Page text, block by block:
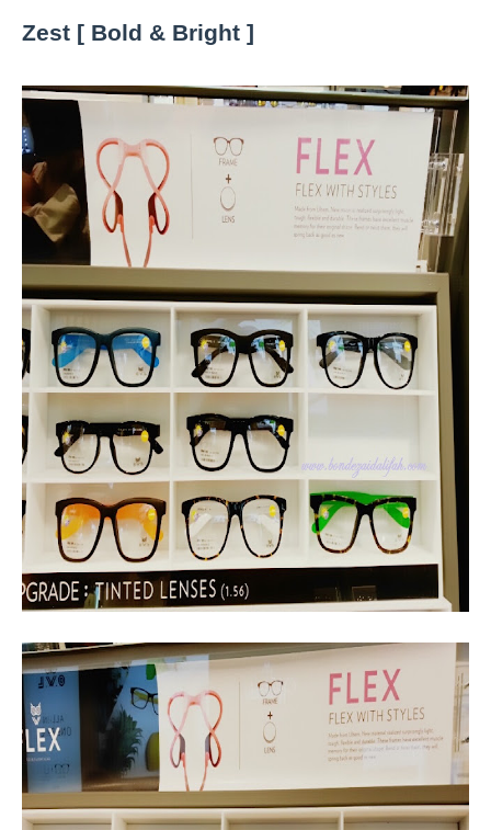
Zest [ Bold & Bright ]